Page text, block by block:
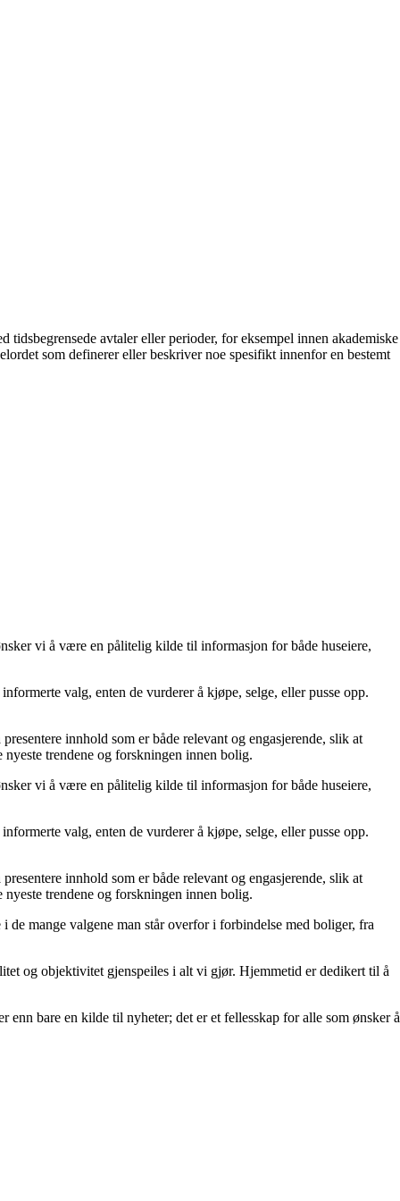
avtaler eller perioder, for eksempel innen akademiske
som definerer eller beskriver noe spesifikt innenfor en bestemt
vi å være en pålitelig kilde til informasjon for både huseiere,
valg, enten de vurderer å kjøpe, selge, eller pusse opp.
innhold som er både relevant og engasjerende, slik at
trendene og forskningen innen bolig.
vi å være en pålitelig kilde til informasjon for både huseiere,
valg, enten de vurderer å kjøpe, selge, eller pusse opp.
innhold som er både relevant og engasjerende, slik at
trendene og forskningen innen bolig.
mange valgene man står overfor i forbindelse med boliger, fra
og objektivitet gjenspeiles i alt vi gjør. Hjemmetid er dedikert til å
bare en kilde til nyheter; det er et fellesskap for alle som ønsker å